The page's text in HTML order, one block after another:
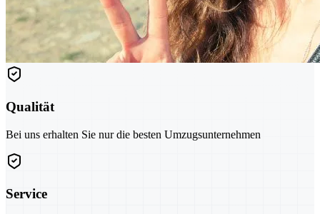
Qualität
Bei uns erhalten Sie nur die besten Umzugsunternehmen
Service